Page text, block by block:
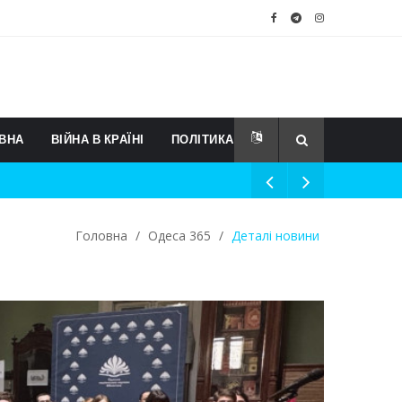
ВІЙНА В КРАЇНІ ПОЛІТИКА
Головна / Одеса 365 / Деталі новини